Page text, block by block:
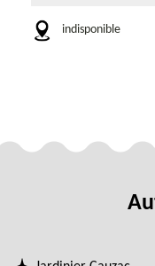
indisponible